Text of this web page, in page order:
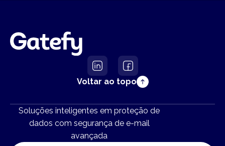
Voltar ao topo
Soluções inteligentes em proteção de
dados com segurança de e-mail
avançada